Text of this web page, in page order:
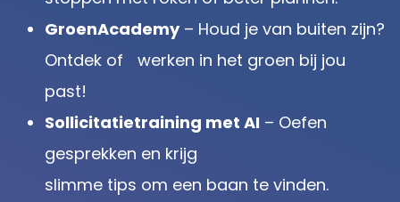
GroenAcademy– Houd je van buiten zijn?
Ontdek of werken in het groen bij jou
past!
Sollicitatietraining met AI – Oefen
gesprekken en krijg
slimme tips om een baan te vinden.